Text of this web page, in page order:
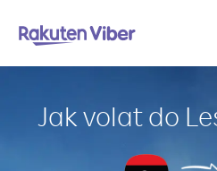
Jak volat do